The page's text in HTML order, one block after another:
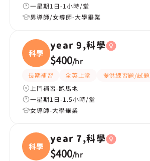
一星期1日-1小時/堂
男導師/女導師-大學畢業
科學
year 9,科學
$400/hr
長期補習 全英上堂 提供練習題/試題
上門補習-跑馬地
一星期1日-1.5小時/堂
女導師-大學畢業
科學
year 7,科學
$400/hr